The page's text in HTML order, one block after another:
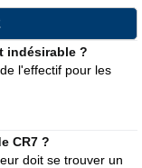
indésirable ?
l'effectif pour les
CR7 ?
doit se trouver un